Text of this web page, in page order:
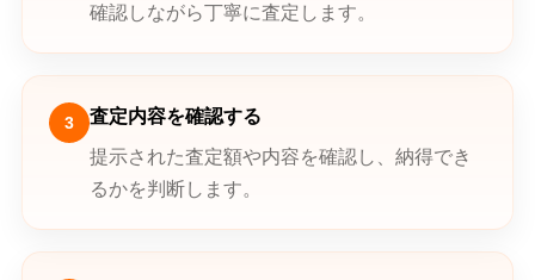
確認しながら丁寧に査定します。
3
査定内容を確認する
提示された査定額や内容を確認し、納得でき
るかを判断します。